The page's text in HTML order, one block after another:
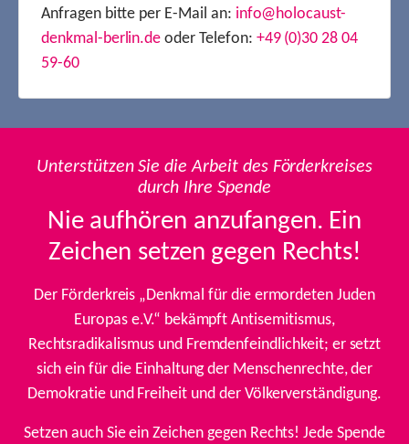
Anfragen bitte per E-Mail an: info@holocaust-
denkmal-berlin.de oder Telefon: +49 (0)30 28 04
59-60
Unterstützen Sie die Arbeit des Förderkreises
durch Ihre Spende
Nie aufhören anzufangen. Ein
Zeichen setzen gegen Rechts!
Der Förderkreis „Denkmal für die ermordeten Juden
Europas e.V.“ bekämpft Antisemitismus,
Rechtsradikalismus und Fremdenfeindlichkeit; er setzt
sich ein für die Einhaltung der Menschenrechte, der
Demokratie und Freiheit und der Völkerverständigung.
Setzen auch Sie ein Zeichen gegen Rechts! Jede Spende